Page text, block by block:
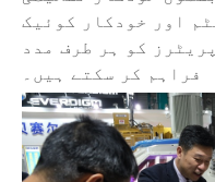
اور خودکار کوئیک
کو ہر طرف مدد
فراہم کر سکتے ہیں۔